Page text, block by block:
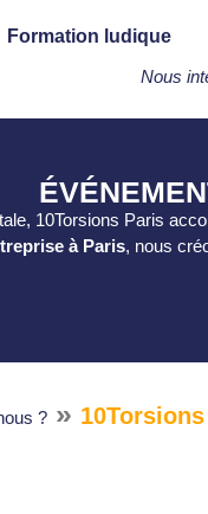
Formation ludique
Nous
10Torsions Paris
à Paris, nous
? »